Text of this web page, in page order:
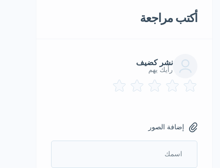
أكتب مراجعة
نشر كضيف
رأيك يهم
إضافة الصور